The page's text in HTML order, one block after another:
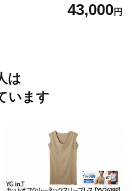
43,000円
は
います